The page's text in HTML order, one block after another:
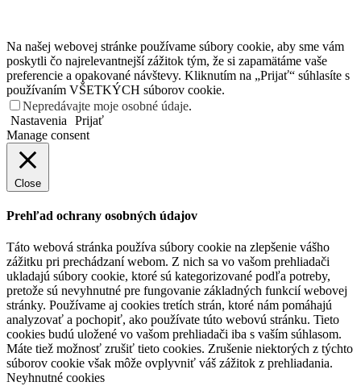
Na našej webovej stránke používame súbory cookie, aby sme vám
poskytli čo najrelevantnejší zážitok tým, že si zapamätáme vaše
preferencie a opakované návštevy. Kliknutím na „Prijať“ súhlasíte s
používaním VŠETKÝCH súborov cookie.
Nepredávajte moje osobné údaje.
Nastavenia
Prijať
Manage consent
Close
Prehľad ochrany osobných údajov
Táto webová stránka používa súbory cookie na zlepšenie vášho
zážitku pri prechádzaní webom. Z nich sa vo vašom prehliadači
ukladajú súbory cookie, ktoré sú kategorizované podľa potreby,
pretože sú nevyhnutné pre fungovanie základných funkcií webovej
stránky. Používame aj cookies tretích strán, ktoré nám pomáhajú
analyzovať a pochopiť, ako používate túto webovú stránku. Tieto
cookies budú uložené vo vašom prehliadači iba s vaším súhlasom.
Máte tiež možnosť zrušiť tieto cookies. Zrušenie niektorých z týchto
súborov cookie však môže ovplyvniť váš zážitok z prehliadania.
Neyhnutné cookies